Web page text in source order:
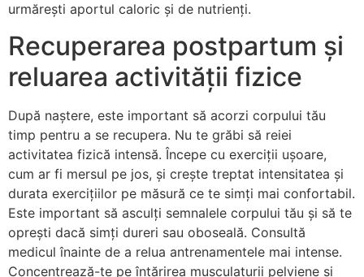
urmărești aportul caloric și de nutrienți.
Recuperarea postpartum și
reluarea activității fizice
După naștere, este important să acorzi corpului tău
timp pentru a se recupera. Nu te grăbi să reiei
activitatea fizică intensă. Începe cu exerciții ușoare,
cum ar fi mersul pe jos, și crește treptat intensitatea și
durata exercițiilor pe măsură ce te simți mai confortabil.
Este important să asculți semnalele corpului tău și să te
oprești dacă simți dureri sau oboseală. Consultă
medicul înainte de a relua antrenamentele mai intense.
Concentrează-te pe întărirea musculaturii pelviene și